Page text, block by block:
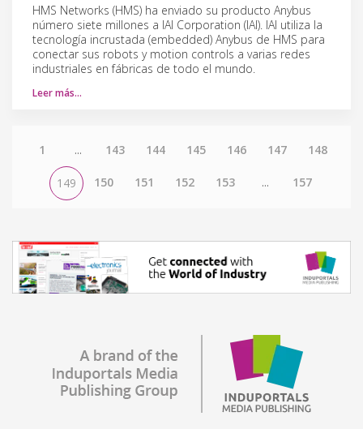
HMS Networks (HMS) ha enviado su producto Anybus
número siete millones a IAI Corporation (IAI). IAI utiliza la
tecnología incrustada (embedded) Anybus de HMS para
conectar sus robots y motion controls a varias redes
industriales en fábricas de todo el mundo.
Leer más…
1 ... 143 144 145 146 147 148
149 150 151 152 153 ... 157